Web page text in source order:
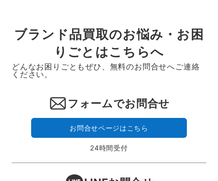
ブランド品買取のお悩み・お困
りごとはこちらへ
どんなお困りごともぜひ、無料のお問合せへご連絡
ください。
フォームでお問合せ
お問合せページはこちら
24時間受付